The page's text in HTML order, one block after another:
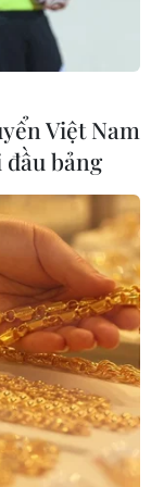
Việt Nam
đầu bảng